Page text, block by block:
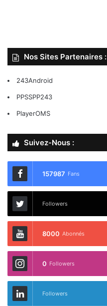
Nos Sites Partenaires :
243Android
PPSSPP243
PlayerOMS
Suivez-Nous :
157987 Fans
Followers
8000 Abonnés
0 Followers
Followers